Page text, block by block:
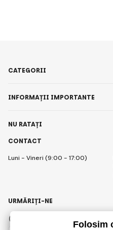
CONTACT
Luni - Vineri (9:00 - 17:00)
CATEGORII
INFORMAȚII IMPORTANTE
NU RATAȚI
URMĂRIȚI-NE
Instagram